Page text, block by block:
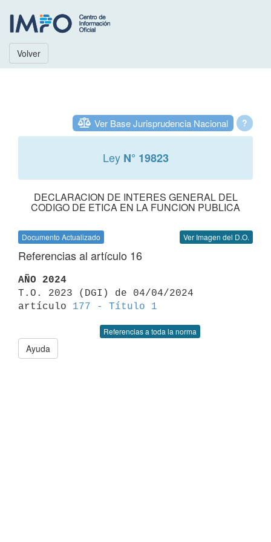
Volver
?
Ver Base Jurisprudencia Nacional
Ley N° 19823
DECLARACION DE INTERES GENERAL DEL
CODIGO DE ETICA EN LA FUNCION PUBLICA
Documento Actualizado Ver Imagen del D.O.
Referencias al artículo 16
AÑO 2024
T.O. 2023 (DGI) de 04/04/2024
artículo 177 - Título 1
Referencias a toda la norma
Ayuda